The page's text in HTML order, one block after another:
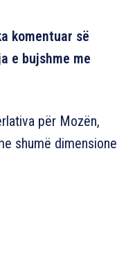
komentuar së
e bujshme me
për Mozën,
shumë dimensione